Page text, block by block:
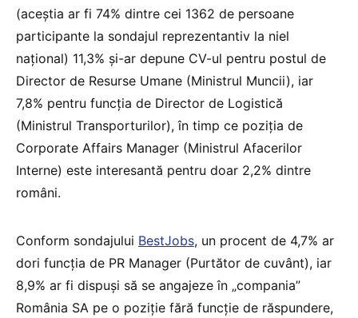
(aceștia ar fi 74% dintre cei 1362 de persoane
participante la sondajul reprezentantiv la niel
național) 11,3% și-ar depune CV-ul pentru postul de
Director de Resurse Umane (Ministrul Muncii), iar
7,8% pentru funcția de Director de Logistică
(Ministrul Transporturilor), în timp ce poziția de
Corporate Affairs Manager (Ministrul Afacerilor
Interne) este interesantă pentru doar 2,2% dintre
români.
Conform sondajului BestJobs, un procent de 4,7% ar
dori funcția de PR Manager (Purtător de cuvânt), iar
8,9% ar fi dispuși să se angajeze în „compania”
România SA pe o poziție fără funcție de răspundere,